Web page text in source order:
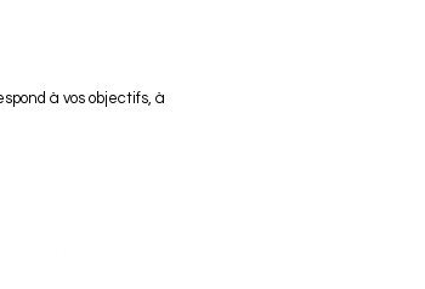
à vos objectifs, à